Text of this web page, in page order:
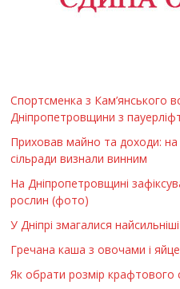
Спортсменка з Кам’янського
Дніпропетровщини з
Приховав майно та доходи:
сільради визнали винним
На Дніпропетровщині
рослин (фото)
У Дніпрі змагалися
Гречана каша з овочами і
Як обрати розмір крафтового